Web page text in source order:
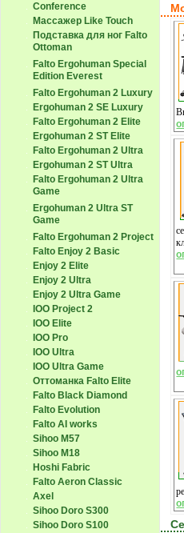
Conference
Массажер Like Touch
Подставка для ног Falto
Ottoman
Falto Ergohuman Special
Edition Everest
Falto Ergohuman 2 Luxury
Ergohuman 2 SE Luxury
Falto Ergohuman 2 Elite
Ergohuman 2 ST Elite
Falto Ergohuman 2 Ultra
Ergohuman 2 ST Ultra
Falto Ergohuman 2 Ultra
Game
Ergohuman 2 Ultra ST
Game
Falto Ergohuman 2 Project
Falto Enjoy 2 Basic
Enjoy 2 Elite
Enjoy 2 Ultra
Enjoy 2 Ultra Game
IOO Project 2
IOO Elite
IOO Pro
IOO Ultra
IOO Ultra Game
Оттоманка Falto Elite
Falto Black Diamond
Falto Evolution
Falto AI works
Sihoo M57
Sihoo M18
Hoshi Fabric
Falto Aeron Classic
Axel
Sihoo Doro S300
Sihoo Doro S100